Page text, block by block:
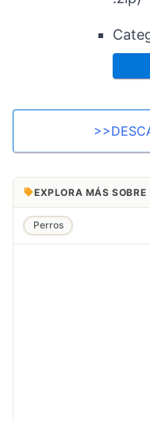
EXPLORA MÁS SOBRE
Perros